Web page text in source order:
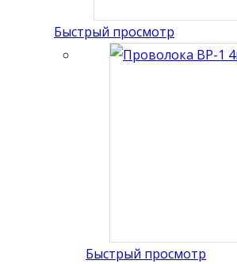
Быстрый просмотр
Быстрый просмотр